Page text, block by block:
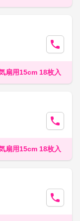
扇用15cm 18枚入
扇用15cm 18枚入